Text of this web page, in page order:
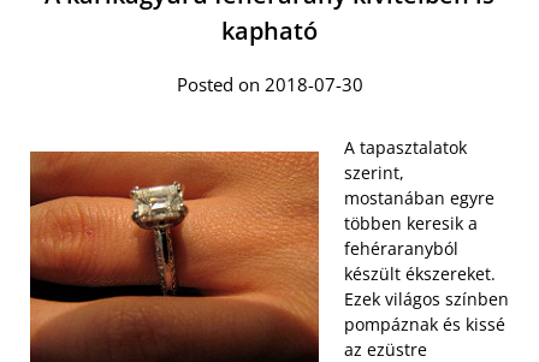
kapható
Posted on 2018-07-30
A tapasztalatok
szerint,
mostanában egyre
többen keresik a
fehéraranyból
készült ékszereket.
Ezek világos színben
pompáznak és kissé
az ezüstre